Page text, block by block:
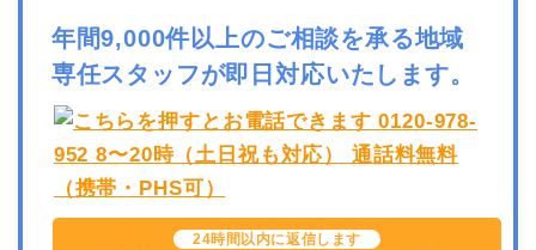
年間9,000件以上のご相談を承る地域
専任スタッフが即日対応いたします。
24時間以内に返信します